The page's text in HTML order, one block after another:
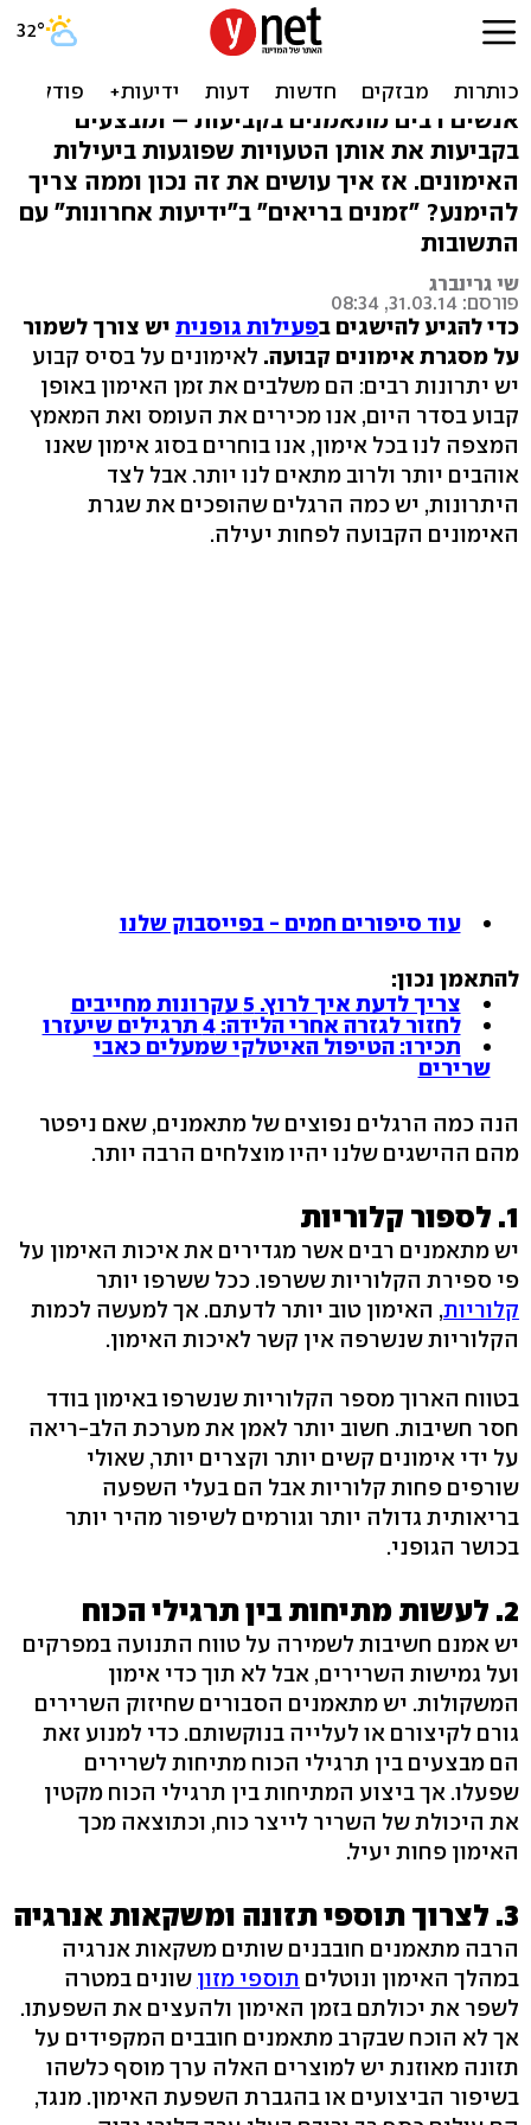
7 טעויות באימון כושר -
שפוגעות בתוצאות
אנשים רבים מתאמנים בקביעות – ומבצעים
בקביעות את אותן הטעויות שפוגעות ביעילות
האימונים. אז איך עושים את זה נכון וממה צריך
להימנע? "זמנים בריאים" ב"ידיעות אחרונות" עם
התשובות
שי גרינברג
פורסם: 31.03.14, 08:34
כדי להגיע להישגים בפעילות גופנית יש צורך לשמור
על מסגרת אימונים קבועה. לאימונים על בסיס קבוע
יש יתרונות רבים: הם משלבים את זמן האימון באופן
קבוע בסדר היום, אנו מכירים את העומס ואת המאמץ
המצפה לנו בכל אימון, אנו בוחרים בסוג אימון שאנו
אוהבים יותר ולרוב מתאים לנו יותר. אבל לצד
היתרונות, יש כמה הרגלים שהופכים את שגרת
האימונים הקבועה לפחות יעילה.
עוד סיפורים חמים - בפייסבוק שלנו
להתאמן נכון:
צריך לדעת איך לרוץ. 5 עקרונות מחייבים
לחזור לגזרה אחרי הלידה: 4 תרגילים שיעזרו
תכירו: הטיפול האיטלקי שמעלים כאבי
שרירים
הנה כמה הרגלים נפוצים של מתאמנים, שאם ניפטר
מהם ההישגים שלנו יהיו מוצלחים הרבה יותר.
1. לספור קלוריות
יש מתאמנים רבים אשר מגדירים את איכות האימון על
פי ספירת הקלוריות ששרפו. ככל ששרפו יותר
קלוריות, האימון טוב יותר לדעתם. אך למעשה לכמות
הקלוריות שנשרפה אין קשר לאיכות האימון.
בטווח הארוך מספר הקלוריות שנשרפו באימון בודד
חסר חשיבות. חשוב יותר לאמן את מערכת הלב-ריאה
על ידי אימונים קשים יותר וקצרים יותר, שאולי
שורפים פחות קלוריות אבל הם בעלי השפעה
בריאותית גדולה יותר וגורמים לשיפור מהיר יותר
בכושר הגופני.
2. לעשות מתיחות בין תרגילי הכוח
יש אמנם חשיבות לשמירה על טווח התנועה במפרקים
ועל גמישות השרירים, אבל לא תוך כדי אימון
המשקולות. יש מתאמנים הסבורים שחיזוק השרירים
גורם לקיצורם או לעלייה בנוקשותם. כדי למנוע זאת
הם מבצעים בין תרגילי הכוח מתיחות לשרירים
שפעלו. אך ביצוע המתיחות בין תרגילי הכוח מקטין
את היכולת של השריר לייצר כוח, וכתוצאה מכך
האימון פחות יעיל.
3. לצרוך תוספי תזונה ומשקאות אנרגיה
הרבה מתאמנים חובבנים שותים משקאות אנרגיה
במהלך האימון ונוטלים תוספי מזון שונים במטרה
לשפר את יכולתם בזמן האימון ולהעצים את השפעתו.
אך לא הוכח שבקרב מתאמנים חובבים המקפידים על
תזונה מאוזנת יש למוצרים האלה ערך מוסף כלשהו
בשיפור הביצועים או בהגברת השפעת האימון. מנגד,